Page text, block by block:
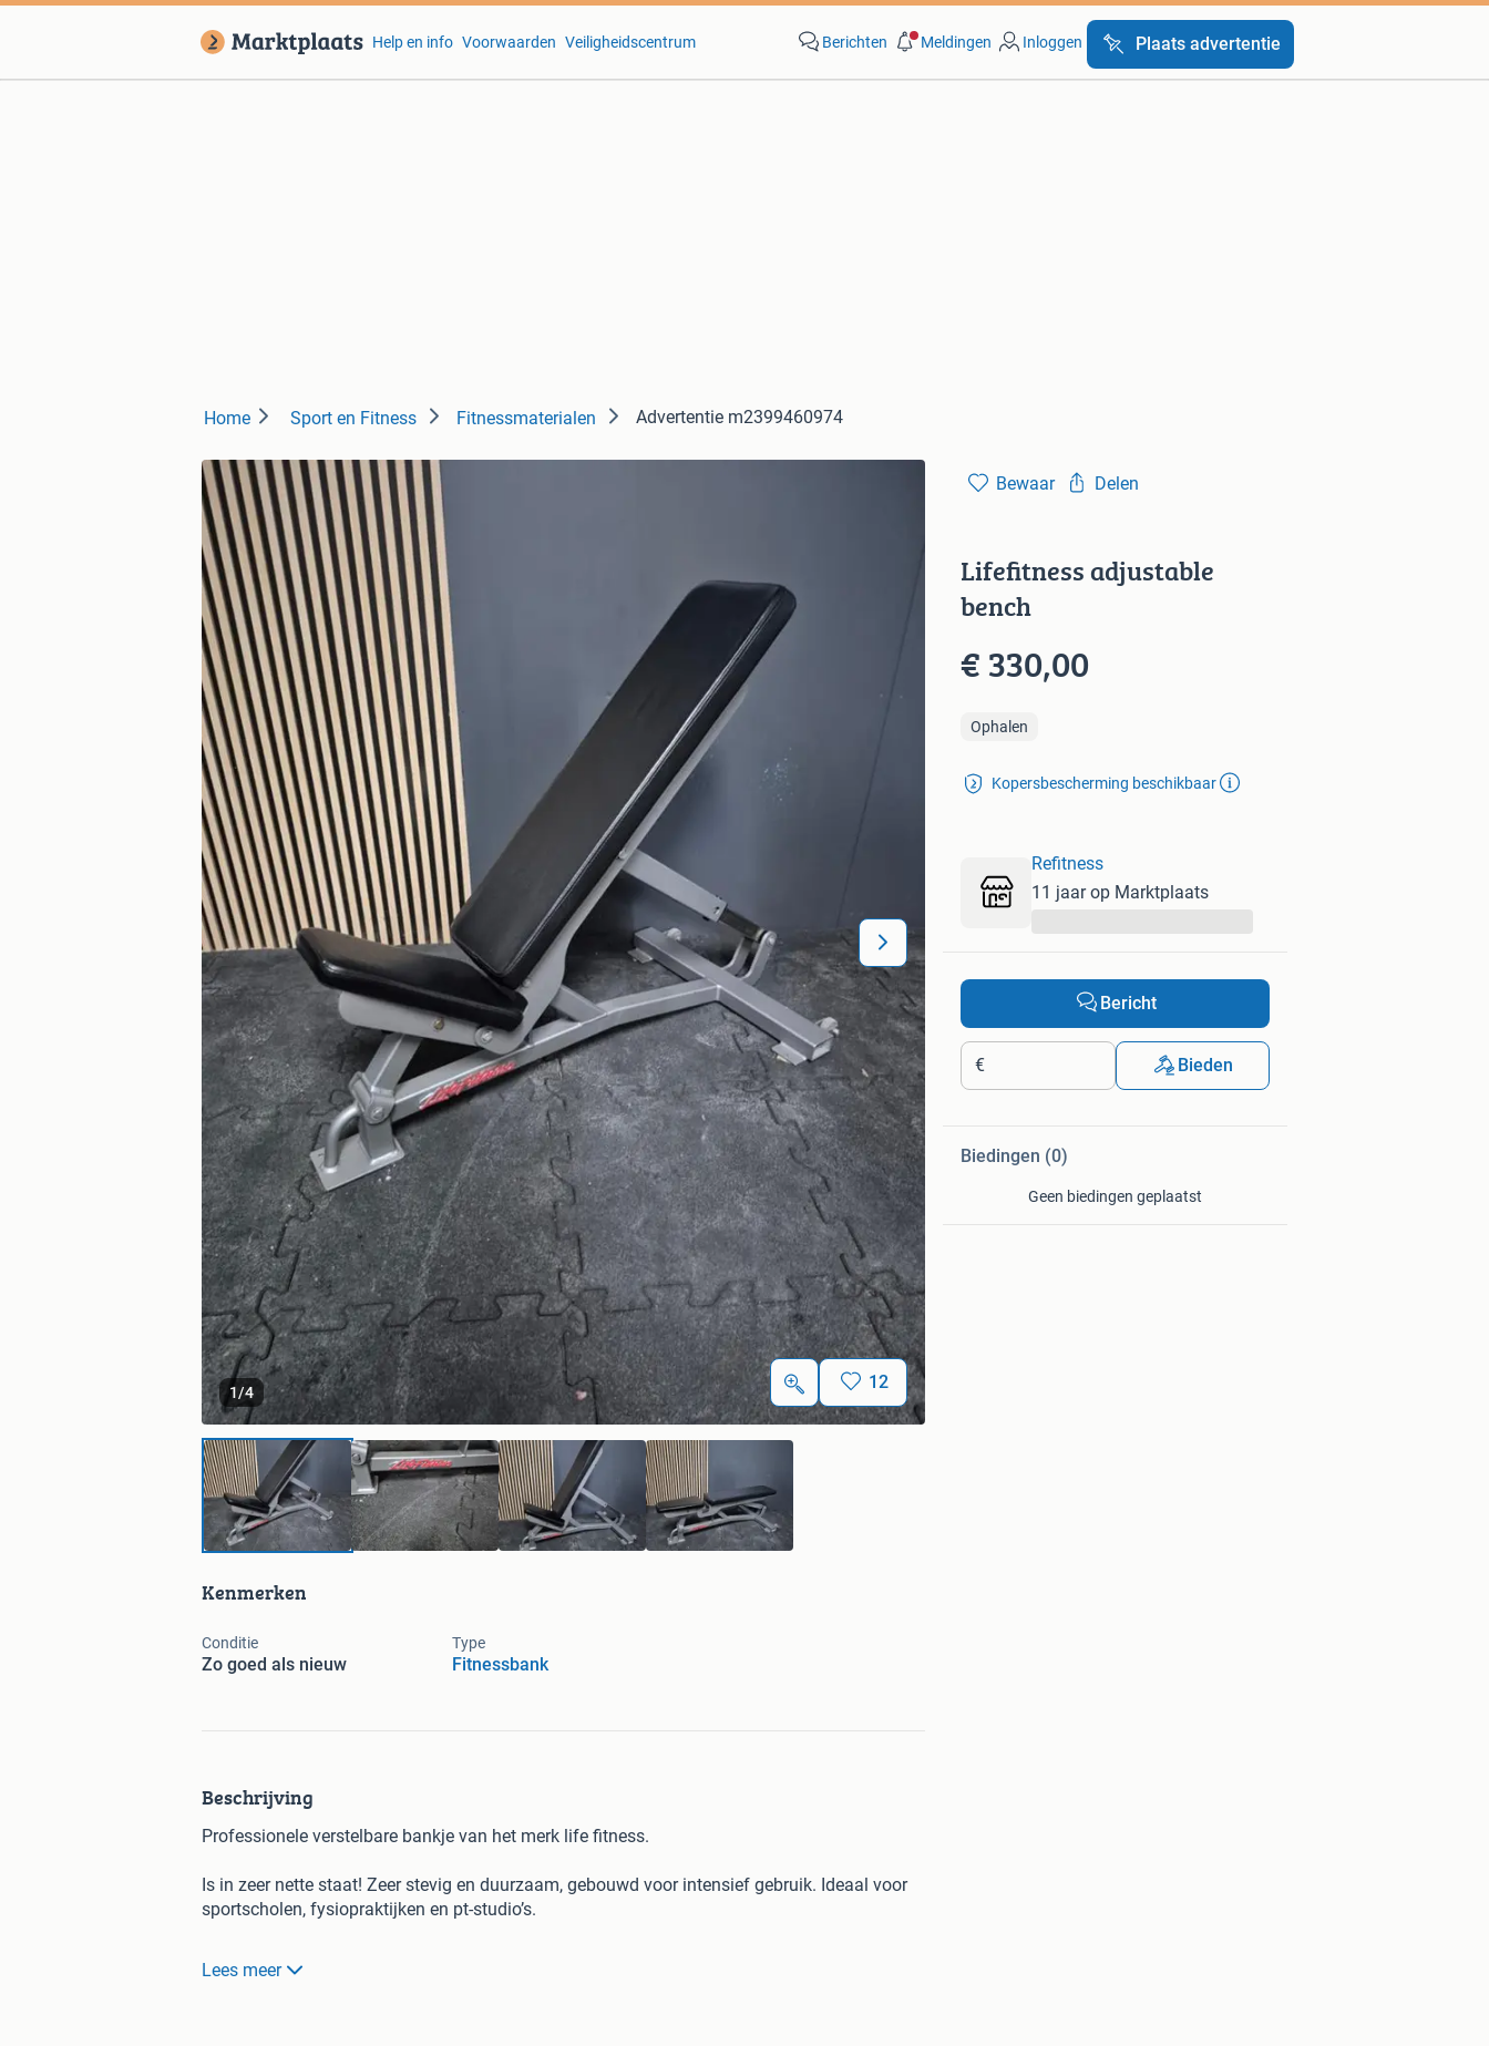
Help en info Voorwaarden Veiligheidscentrum Berichten Meldingen Inloggen Plaats advertentie
Home Sport en Fitness Fitnessmaterialen Advertentie m2399460974
1/4 12
Kenmerken
Conditie
Zo goed als nieuw
Type
Fitnessbank
Beschrijving
Professionele verstelbare bankje van het merk life fitness.
Is in zeer nette staat! Zeer stevig en duurzaam, gebouwd voor intensief gebruik. Ideaal voor
sportscholen, fysiopraktijken en pt-studio’s.
Verstelbaar in meerdere standen – geschikt voor diverse oefeningen.
Lees meer
Bewaar Delen
Lifefitness adjustable
bench
€ 330,00
Ophalen
Kopersbescherming beschikbaar
Refitness
11 jaar op Marktplaats
Bericht
€ Bieden
Biedingen (0)
Geen biedingen geplaatst